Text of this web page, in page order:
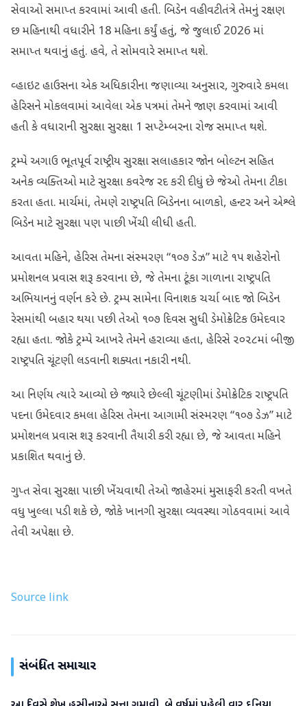
સેવાઓ સમાપ્ત કરવામાં આવી હતી. બિડેન વહીવટીતંત્રે તેમનું રક્ષણ
છ મહિનાથી વધારીને 18 મહિના કર્યું હતું, જે જુલાઈ 2026 માં
સમાપ્ત થવાનું હતું. હવે, તે સોમવારે સમાપ્ત થશે.
વ્હાઇટ હાઉસના એક અધિકારીના જણાવ્યા અનુસાર, ગુરુવારે કમલા
હેરિસને મોકલવામાં આવેલા એક પત્રમાં તેમને જાણ કરવામાં આવી
હતી કે વધારાની સુરક્ષા સુરક્ષા 1 સપ્ટેમ્બરના રોજ સમાપ્ત થશે.
ટ્રમ્પે અગાઉ ભૂતપૂર્વ રાષ્ટ્રીય સુરક્ષા સલાહકાર જોન બોલ્ટન સહિત
અનેક વ્યક્તિઓ માટે સુરક્ષા કવરેજ રદ કરી દીધું છે જેઓ તેમના ટીકા
કરતા હતા. માર્ચમાં, તેમણે રાષ્ટ્રપતિ બિડેનના બાળકો, હન્ટર અને એશ્લે
બિડેન માટે સુરક્ષા પણ પાછી ખેંચી લીધી હતી.
આવતા મહિને, હેરિસ તેમના સંસ્મરણ “૧૦૭ ડેઝ” માટે ૧૫ શહેરોનો
પ્રમોશનલ પ્રવાસ શરૂ કરવાના છે, જે તેમના ટૂંકા ગાળાના રાષ્ટ્રપતિ
અભિયાનનું વર્ણન કરે છે. ટ્રમ્પ સામેના વિનાશક ચર્ચા બાદ જો બિડેન
રેસમાંથી બહાર થયા પછી તેઓ ૧૦૭ દિવસ સુધી ડેમોક્રેટિક ઉમેદવાર
રહ્યા હતા. જોકે ટ્રમ્પે આખરે તેમને હરાવ્યા હતા, હેરિસે ૨૦૨૮માં બીજી
રાષ્ટ્રપતિ ચૂંટણી લડવાની શક્યતા નકારી નથી.
આ નિર્ણય ત્યારે આવ્યો છે જ્યારે છેલ્લી ચૂંટણીમાં ડેમોક્રેટિક રાષ્ટ્રપતિ
પદના ઉમેદવાર કમલા હેરિસ તેમના આગામી સંસ્મરણ “૧૦૭ ડેઝ” માટે
પ્રમોશનલ પ્રવાસ શરૂ કરવાની તૈયારી કરી રહ્યા છે, જે આવતા મહિને
પ્રકાશિત થવાનું છે.
ગુપ્ત સેવા સુરક્ષા પાછી ખેંચવાથી તેઓ જાહેરમાં મુસાફરી કરતી વખતે
વધુ ખુલ્લા પડી શકે છે, જોકે ખાનગી સુરક્ષા વ્યવસ્થા ગોઠવવામાં આવે
તેવી અપેક્ષા છે.
Source link
સંબંધિત સમાચાર
આંતરરાષ્ટ્રીય